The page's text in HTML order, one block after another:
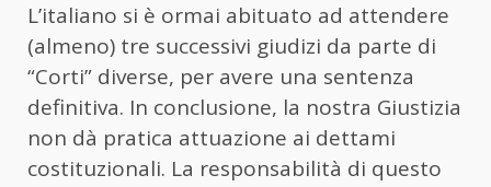
L’italiano si è ormai abituato ad attendere
(almeno) tre successivi giudizi da parte di
“Corti” diverse, per avere una sentenza
definitiva. In conclusione, la nostra Giustizia
non dà pratica attuazione ai dettami
costituzionali. La responsabilità di questo